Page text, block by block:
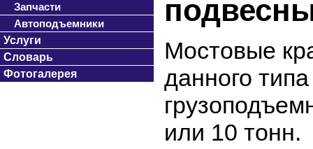
Запчасти
Автоподъемники
Услуги
Словарь
Фотогалерея
Мостовые
данного
или 10 тонн.